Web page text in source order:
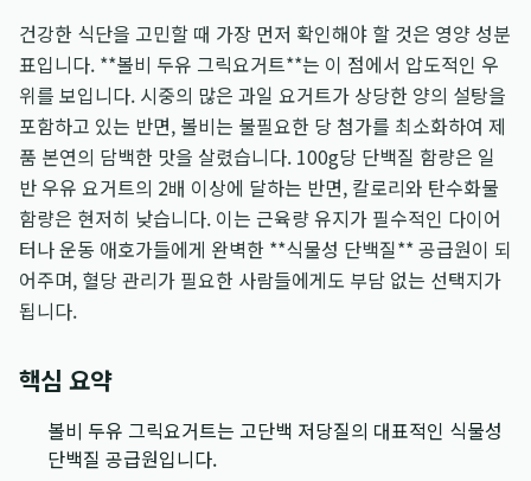
건강한 식단을 고민할 때 가장 먼저 확인해야 할 것은 영양 성분
표입니다. **볼비 두유 그릭요거트**는 이 점에서 압도적인 우
위를 보입니다. 시중의 많은 과일 요거트가 상당한 양의 설탕을
포함하고 있는 반면, 볼비는 불필요한 당 첨가를 최소화하여 제
품 본연의 담백한 맛을 살렸습니다. 100g당 단백질 함량은 일
반 우유 요거트의 2배 이상에 달하는 반면, 칼로리와 탄수화물
함량은 현저히 낮습니다. 이는 근육량 유지가 필수적인 다이어
터나 운동 애호가들에게 완벽한 **식물성 단백질** 공급원이 되
어주며, 혈당 관리가 필요한 사람들에게도 부담 없는 선택지가
됩니다.
핵심 요약
볼비 두유 그릭요거트는 고단백 저당질의 대표적인 식물성
단백질 공급원입니다.